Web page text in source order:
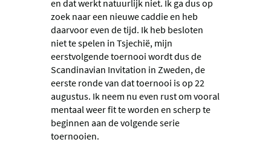
en dat werkt natuurlijk niet. Ik ga dus op
zoek naar een nieuwe caddie en heb
daarvoor even de tijd. Ik heb besloten
niet te spelen in Tsjechië, mijn
eerstvolgende toernooi wordt dus de
Scandinavian Invitation in Zweden, de
eerste ronde van dat toernooi is op 22
augustus. Ik neem nu even rust om vooral
mentaal weer fit te worden en scherp te
beginnen aan de volgende serie
toernooien.